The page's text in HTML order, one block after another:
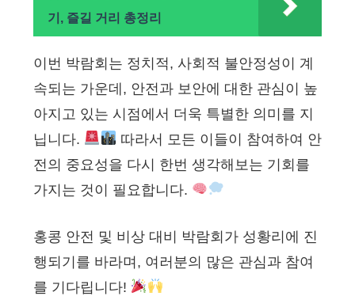
기, 즐길 거리 총정리
이번 박람회는 정치적, 사회적 불안정성이 계
속되는 가운데, 안전과 보안에 대한 관심이 높
아지고 있는 시점에서 더욱 특별한 의미를 지
닙니다.
따라서 모든 이들이 참여하여 안
전의 중요성을 다시 한번 생각해보는 기회를
가지는 것이 필요합니다.
홍콩 안전 및 비상 대비 박람회가 성황리에 진
행되기를 바라며, 여러분의 많은 관심과 참여
를 기다립니다!